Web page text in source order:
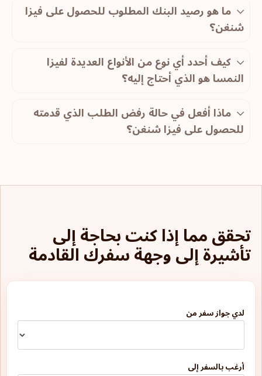
ما هو رصيد البنك المطلوب للحصول على فيزا
شنغن؟
كيف أحدد أي نوع من الأنواع العديدة لفيزا
النمسا هو الذي أحتاج إليه؟
ماذا أفعل في حالة رفض الطلب الذي قدمته
للحصول على فيزا شنغن؟
تحقق مما إذا كنت بحاجة إلى
تأشيرة إلى وجهة سفرك القادمة
لدي جواز سفر من
أرغب بالسفر إلى